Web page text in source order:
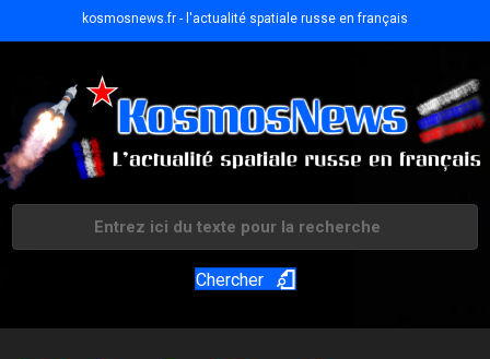
kosmosnews.fr - l'actualité spatiale russe en français
Chercher